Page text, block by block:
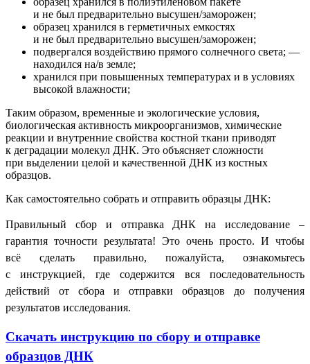
и не был предварительно высушен/заморожен;
образец хранился в герметичных емкостях
и не был предварительно высушен/заморожен;
подвергался воздействию прямого солнечного света; —
находился на/в земле;
хранился при повышенных температурах и в условиях
высокой влажности;
Таким образом, временные и экологические условия,
биологическая активность микроорганизмов, химические
реакции и внутренние свойства костной ткани приводят
к деградации молекул ДНК. Это объясняет сложности
при выделении целой и качественной ДНК из костных
образцов.
Как самостоятельно собрать и отправить образцы ДНК:
Правильный сбор и отправка ДНК на исследование –
гарантия точности результата! Это очень просто. И чтобы
всё сделать правильно, пожалуйста, ознакомьтесь
синструкцией, где содержится вся последовательность
действий от сбора и отправки образцов до получения
результатов исследования.
Скачать инструкцию по сбору и отправке
образцов ДНК